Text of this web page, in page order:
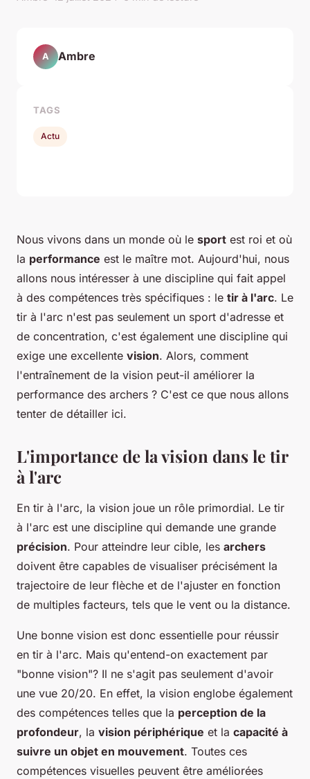
Nous vivons dans un monde où le sport est roi et où
la performance est le maître mot. Aujourd'hui, nous
allons nous intéresser à une discipline qui fait appel
à des compétences très spécifiques : le tir à l'arc. Le
tir à l'arc n'est pas seulement un sport d'adresse et
de concentration, c'est également une discipline qui
exige une excellente vision. Alors, comment
l'entraînement de la vision peut-il améliorer la
performance des archers ? C'est ce que nous allons
tenter de détailler ici.
L'importance de la vision dans le tir
à l'arc
En tir à l'arc, la vision joue un rôle primordial. Le tir
à l'arc est une discipline qui demande une grande
précision. Pour atteindre leur cible, les archers
doivent être capables de visualiser précisément la
trajectoire de leur flèche et de l'ajuster en fonction
de multiples facteurs, tels que le vent ou la distance.
Une bonne vision est donc essentielle pour réussir
en tir à l'arc. Mais qu'entend-on exactement par
"bonne vision"? Il ne s'agit pas seulement d'avoir
une vue 20/20. En effet, la vision englobe également
des compétences telles que la perception de la
profondeur, la vision périphérique et la capacité à
suivre un objet en mouvement. Toutes ces
compétences visuelles peuvent être améliorées
A Ambre
TAGS
Actu